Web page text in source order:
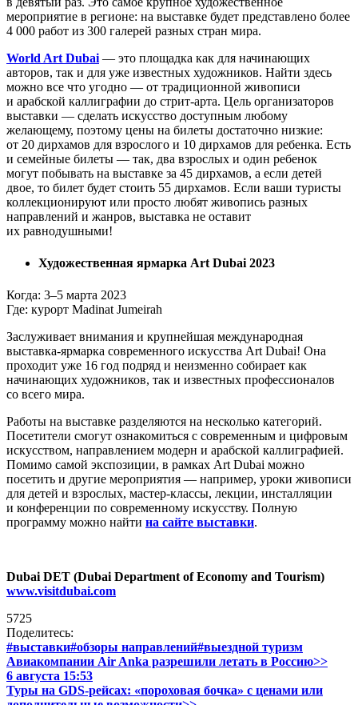
мероприятие в регионе: на выставке будет представлено более
4 000 работ из 300 галерей разных стран мира.
World Art Dubai — это площадка как для начинающих
авторов, так и для уже известных художников. Найти здесь
можно все что угодно — от традиционной живописи
и арабской каллиграфии до стрит-арта. Цель организаторов
выставки — сделать искусство доступным любому
желающему, поэтому цены на билеты достаточно низкие:
от 20 дирхамов для взрослого и 10 дирхамов для ребенка. Есть
и семейные билеты — так, два взрослых и один ребенок
могут побывать на выставке за 45 дирхамов, а если детей
двое, то билет будет стоить 55 дирхамов. Если ваши туристы
коллекционируют или просто любят живопись разных
направлений и жанров, выставка не оставит
их равнодушными!
Художественная ярмарка Art Dubai 2023
Когда: 3–5 марта 2023
Где: курорт Madinat Jumeirah
Заслуживает внимания и крупнейшая международная
выставка-ярмарка современного искусства Art Dubai! Она
проходит уже 16 год подряд и неизменно собирает как
начинающих художников, так и известных профессионалов
со всего мира.
Работы на выставке разделяются на несколько категорий.
Посетители смогут ознакомиться с современным и цифровым
искусством, направлением модерн и арабской каллиграфией.
Помимо самой экспозиции, в рамках Art Dubai можно
посетить и другие мероприятия — например, уроки живописи
для детей и взрослых, мастер-классы, лекции, инсталляции
и конференции по современному искусству. Полную
программу можно найти на сайте выставки.
Dubai DET (Dubai Department of Economy and Tourism)
www.visitdubai.com
5725
Поделитесь:
#выставки#обзоры направлений#выездной туризм
Авиакомпании Air Anka разрешили летать в Россию>>
6 августа 15:53
Туры на GDS-рейсах: «пороховая бочка» с ценами или